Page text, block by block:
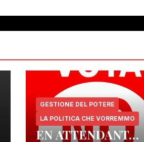
GESTIONE DEL POTERE
LA POLITICA CHE VORREMMO
EN ATTENDANT…